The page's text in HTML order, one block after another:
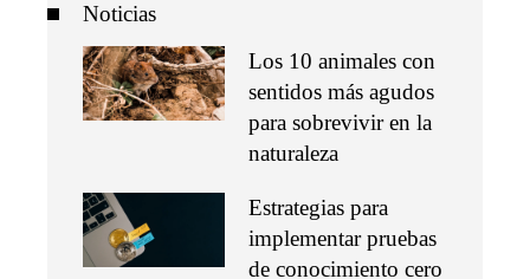
Noticias
Los 10 animales con
sentidos más agudos
para sobrevivir en la
naturaleza
Estrategias para
implementar pruebas
de conocimiento cero